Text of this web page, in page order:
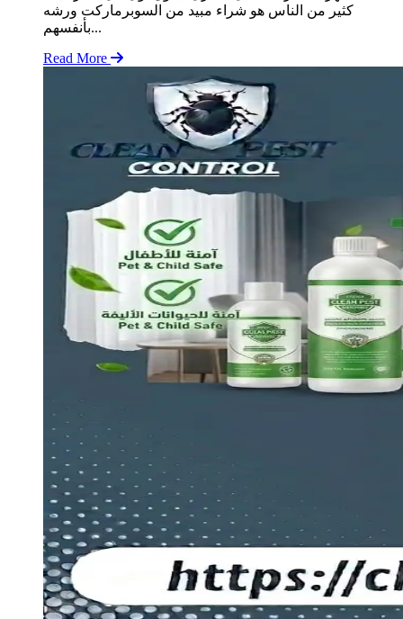
كثير من الناس هو شراء مبيد من السوبرماركت ورشه
بأنفسهم...
Read More